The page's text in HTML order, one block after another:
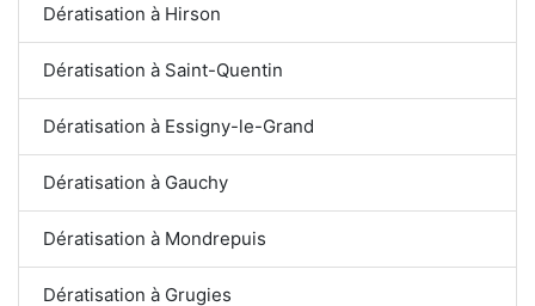
Dératisation à Hirson
Dératisation à Saint-Quentin
Dératisation à Essigny-le-Grand
Dératisation à Gauchy
Dératisation à Mondrepuis
Dératisation à Grugies